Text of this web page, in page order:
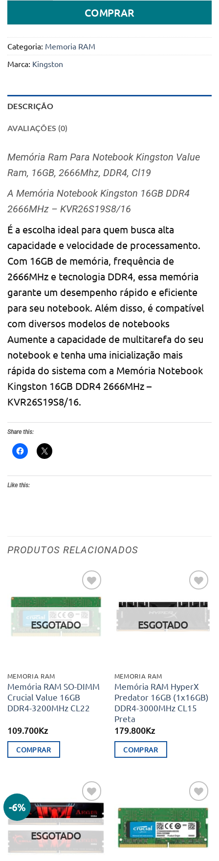
COMPRAR
Categoria: Memoria RAM
Marca: Kingston
DESCRIÇÃO
AVALIAÇÕES (0)
Memória Ram Para Notebook Kingston Value
Ram, 16GB, 2666Mhz, DDR4, Cl19
A Memória Notebook Kingston 16GB DDR4
2666MHz – KVR26S19S8/16
É a escolha ideal para quem busca alta
capacidade e velocidade de processamento.
Com 16GB de memória, frequência de
2666MHz e tecnologia DDR4, essa memória
garante um desempenho rápido e eficiente
para seu notebook. Além disso, é compatível
com diversos modelos de notebooks
Aumente a capacidade de multitarefa do seu
notebook e tenha uma inicialização mais
rápida do sistema com a Memória Notebook
Kingston 16GB DDR4 2666MHz –
KVR26S19S8/16.
Share this:
Like this:
PRODUTOS RELACIONADOS
Adicionar
aos meus
desejos
ESGOTADO
MEMORIA RAM
Memória RAM SO-DIMM
Crucial Value 16GB
DDR4-3200MHz CL22
109.700Kz
COMPRAR
aos meus
ESGOTADO
MEMORIA RAM
Memória RAM HyperX
Predator 16GB (1x16GB)
DDR4-3000MHz CL15
Preta
179.800Kz
COMPRAR
-6%
Adicionar
aos meus
desejos
ESGOTADO
Adicionar
aos meus
desejos